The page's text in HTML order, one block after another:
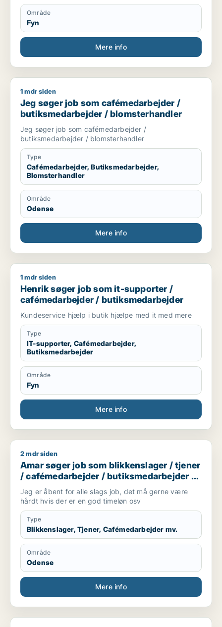
Område
Fyn
Mere info
Jeg søger job som cafémedarbejder / butiksmedarbejder /
1 mdr siden
Jeg søger job som cafémedarbejder /
butiksmedarbejder / blomsterhandler
Jeg søger job som cafémedarbejder /
butiksmedarbejder / blomsterhandler
Type
Cafémedarbejder, Butiksmedarbejder,
Blomsterhandler
Område
Odense
Mere info
Henrik søger job som it-supporter / cafémedarbejder /
1 mdr siden
Henrik søger job som it-supporter /
cafémedarbejder / butiksmedarbejder
Kundeservice hjælp i butik hjælpe med it med mere
Type
IT-supporter, Cafémedarbejder,
Butiksmedarbejder
Område
Fyn
Mere info
Amar søger job som blikkenslager / tjener /
2 mdr siden
Amar søger job som blikkenslager / tjener
/ cafémedarbejder / butiksmedarbejder /
blomsterhandler
Jeg er åbent for alle slags job, det må gerne være
hårdt hvis der er en god timeløn osv
Type
Blikkenslager, Tjener, Cafémedarbejder mv.
Område
Odense
Mere info